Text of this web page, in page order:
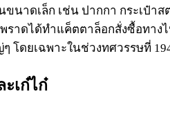
นาดเล็ก เช่น ปากกา กระเป๋
ราดได้ทำแค็ตตาล็อกสั่งซื้อทา
โดยเฉพาะในช่วงทศวรรษที่
เก๋ไก๋